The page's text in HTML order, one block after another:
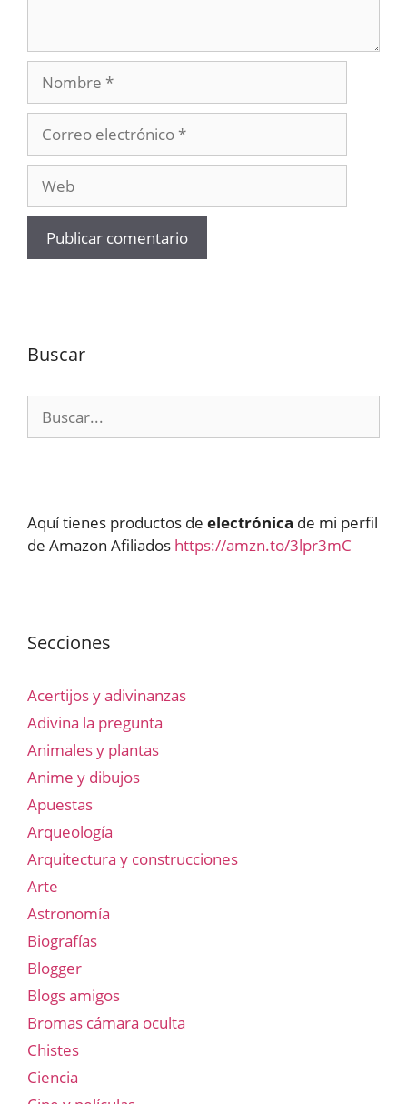
Nombre
electrónico
Buscar
Aquí tienes productos de electrónica de mi perfil
de Amazon Afiliados https://amzn.to/3lpr3mC
Secciones
Acertijos y adivinanzas
Adivina la pregunta
Animales y plantas
Anime y dibujos
Apuestas
Arqueología
Arquitectura y construcciones
Arte
Astronomía
Biografías
Blogger
Blogs amigos
Bromas cámara oculta
Chistes
Ciencia